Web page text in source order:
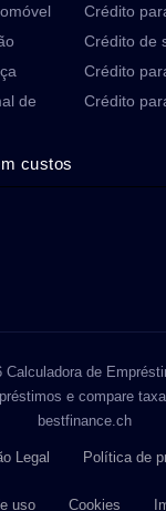
de
Crédito
Crédito de
Crédito
Crédito
custos
de
e compare
bestfinance.ch
Legal Política de
uso Cookies